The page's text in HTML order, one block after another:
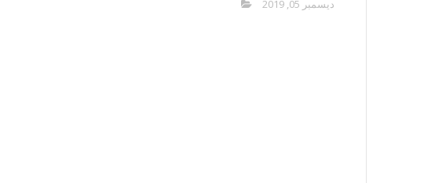
ديسمبر 05, 2019